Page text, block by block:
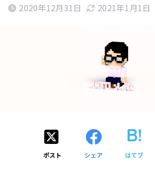
2020年12月31日 2021年1月1日
ポスト シェア はてブ